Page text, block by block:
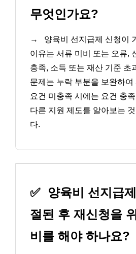
무엇인가요?
→
양육비 선지급제 신청이
이유는 서류 미비 또는 오류,
충족, 소득 또는 재산 기준 초
문제는 누락 부분을 보완하여
요건 미충족 시에는 요건 충
다른 지원 제도를 알아보는
다.
✅
양육비 선지급
절된 후 재신청을
비를 해야 하나요?